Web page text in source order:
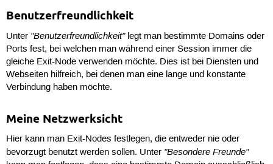
Benutzerfreundlichkeit
Unter "Benutzerfreundlichkeit"legt man bestimmte Domains oder
Ports fest, bei welchen man während einer Session immer die
gleiche Exit-Node verwenden möchte. Dies ist bei Diensten und
Webseiten hilfreich, bei denen man eine lange und konstante
Verbindung haben möchte.
Meine Netzwerksicht
Hier kann man Exit-Nodes festlegen, die entweder nie oder
bevorzugt benutzt werden sollen. Unter "Besondere Freunde"